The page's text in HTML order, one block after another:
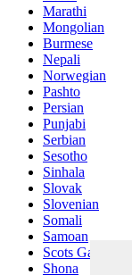
Marathi
Mongolian
Burmese
Nepali
Norwegian
Pashto
Persian
Punjabi
Serbian
Sesotho
Sinhala
Slovak
Slovenian
Somali
Samoan
Scots Gaelic
Shona